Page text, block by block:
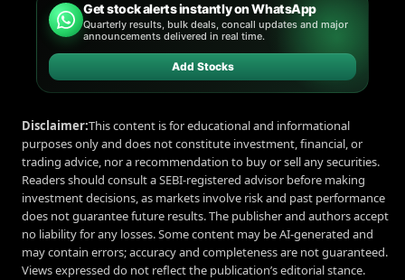
Get stock alerts instantly on WhatsApp
Quarterly results, bulk deals, concall updates and major
announcements delivered in real time.
Add Stocks
Disclaimer:This content is for educational and informational
purposes only and does not constitute investment, financial, or
trading advice, nor a recommendation to buy or sell any securities.
Readers should consult a SEBI-registered advisor before making
investment decisions, as markets involve risk and past performance
does not guarantee future results. The publisher and authors accept
no liability for any losses. Some content may be AI-generated and
may contain errors; accuracy and completeness are not guaranteed.
Views expressed do not reflect the publication’s editorial stance.